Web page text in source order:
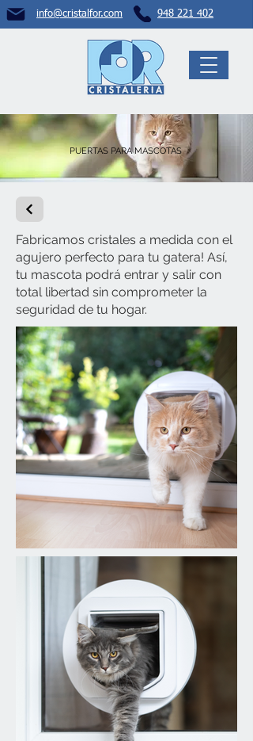
info@crista lfor.com 948 221 402
PUERTAS PARA MASCOTAS
Fabricamos cristales a medida con el
agujero perfecto para tu gatera! Así,
tu mascota podrá entrar y salir con
total libertad sin comprometer la
seguridad de tu hogar.